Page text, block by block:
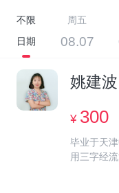
不限
日期
周五
08.07
姚建波
¥ 300
毕业于天
用三字经